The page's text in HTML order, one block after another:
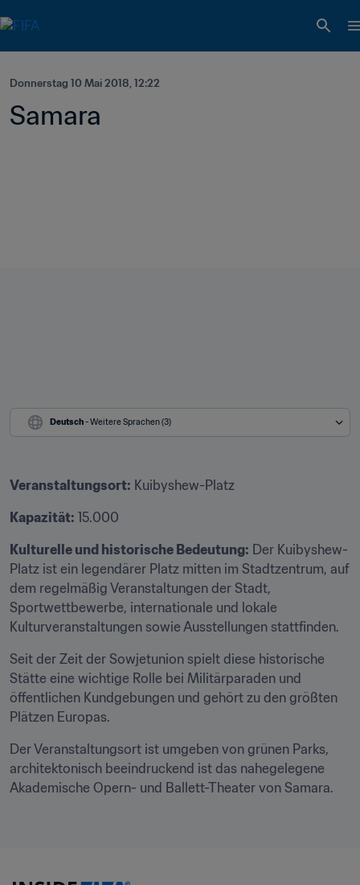
Donnerstag 10 Mai 2018, 12:22
Samara
Deutsch - Weitere Sprachen (3)
Veranstaltungsort: Kuibyshew-Platz
Kapazität: 15.000
Kulturelle und historische Bedeutung: Der Kuibyshew-
Platz ist ein legendärer Platz mitten im Stadtzentrum, auf
dem regelmäßig Veranstaltungen der Stadt,
Sportwettbewerbe, internationale und lokale
Kulturveranstaltungen sowie Ausstellungen stattfinden.
Seit der Zeit der Sowjetunion spielt diese historische
Stätte eine wichtige Rolle bei Militärparaden und
öffentlichen Kundgebungen und gehört zu den größten
Plätzen Europas.
Der Veranstaltungsort ist umgeben von grünen Parks,
architektonisch beeindruckend ist das nahegelegene
Akademische Opern- und Ballett-Theater von Samara.